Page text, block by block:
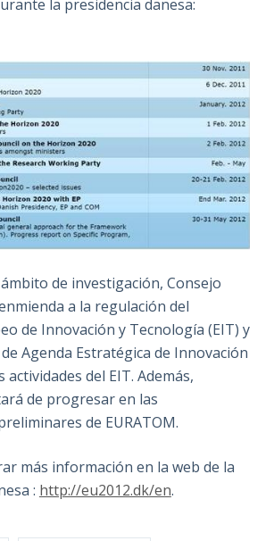
la presidencia danesa:
de investigación, Consejo
a la regulación del
de Innovación y Tecnología (EIT) y
Agenda Estratégica de Innovación
del EIT. Además,
de progresar en las
de EURATOM.
más información en la web de la
: http://eu2012.dk/en.